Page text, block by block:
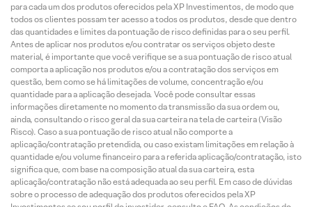
para cada um dos produtos oferecidos pela XP Investimentos, de modo que
todos os clientes possam ter acesso a todos os produtos, desde que dentro
das quantidades e limites da pontuação de risco definidas para o seu perfil.
Antes de aplicar nos produtos e/ou contratar os serviços objeto deste
material, é importante que você verifique se a sua pontuação de risco atual
comporta a aplicação nos produtos e/ou a contratação dos serviços em
questão, bem como se há limitações de volume, concentração e/ou
quantidade para a aplicação desejada. Você pode consultar essas
informações diretamente no momento da transmissão da sua ordem ou,
ainda, consultando o risco geral da sua carteira na tela de carteira (Visão
Risco). Caso a sua pontuação de risco atual não comporte a
aplicação/contratação pretendida, ou caso existam limitações em relação à
quantidade e/ou volume financeiro para a referida aplicação/contratação, isto
significa que, com base na composição atual da sua carteira, esta
aplicação/contratação não está adequada ao seu perfil. Em caso de dúvidas
sobre o processo de adequação dos produtos oferecidos pela XP